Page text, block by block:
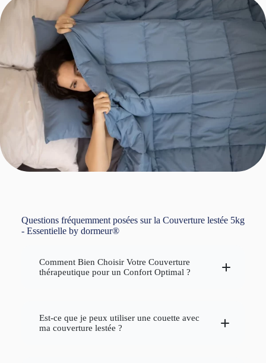
Questions fréquemment posées sur la Couverture lestée 5kg
- Essentielle by dormeur®
Comment Bien Choisir Votre Couverture
thérapeutique pour un Confort Optimal ?
Est-ce que je peux utiliser une couette avec
ma couverture lestée ?